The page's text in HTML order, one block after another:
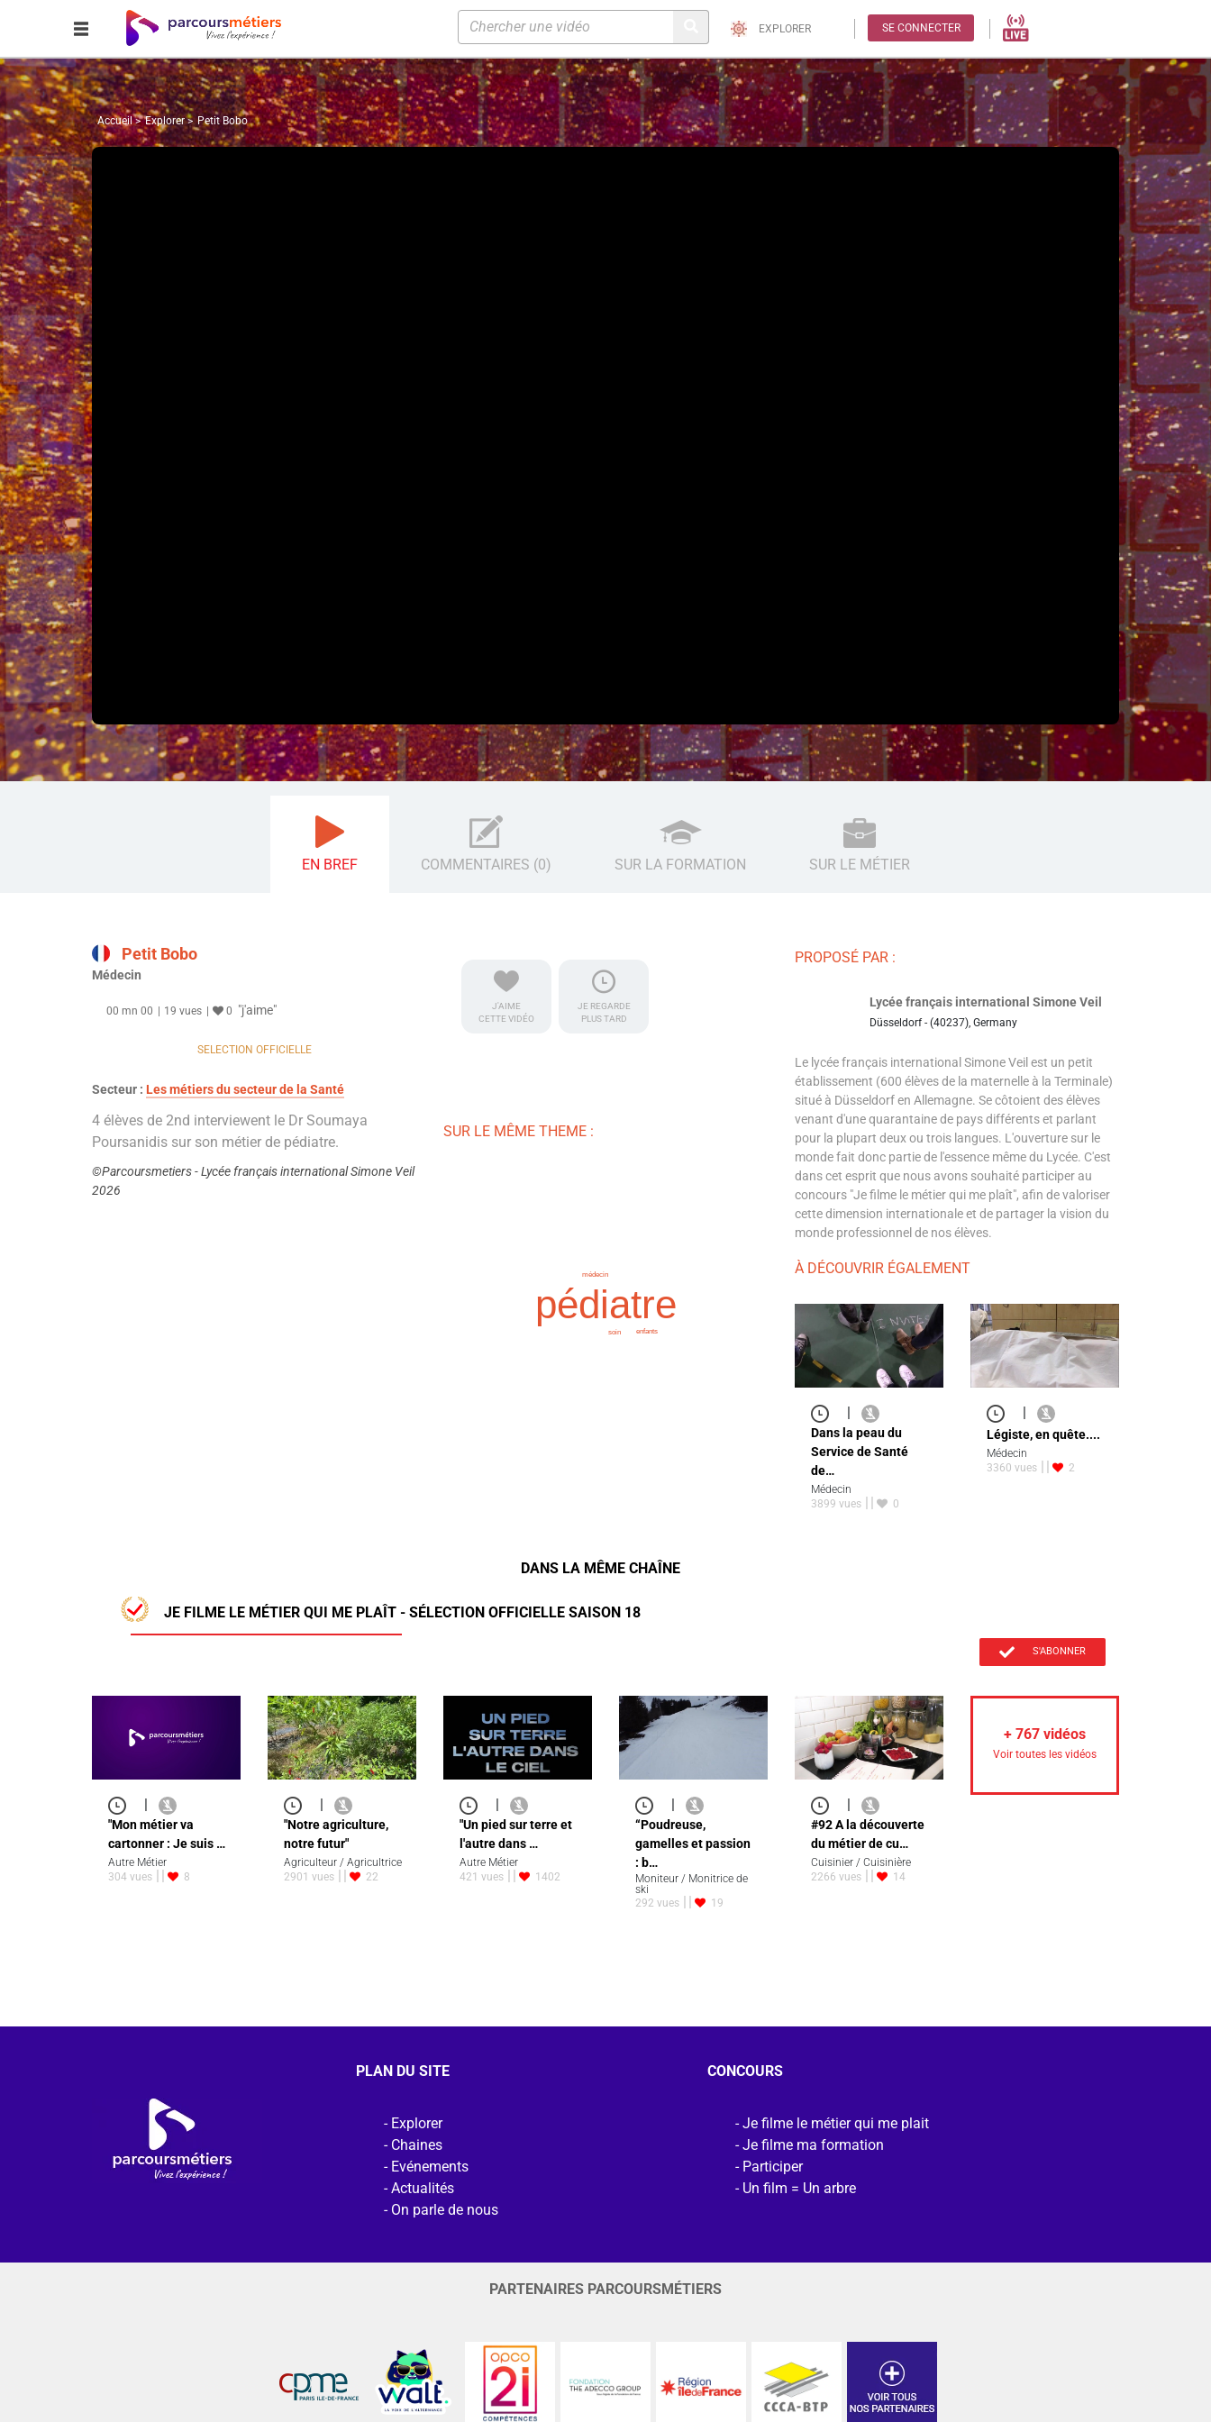
EXPLORER SE CONNECTER
Accueil Explorer Petit Bobo
EN BREF COMMENTAIRES (0) SUR LA FORMATION SUR LE MÉTIER
Petit Bobo
Médecin
00 mn 00 19 vues 0 "j'aime"
SELECTION OFFICIELLE
Secteur : Les métiers du secteur de la Santé
4 élèves de 2nd interviewent le Dr Soumaya
Poursanidis sur son métier de pédiatre.
©Parcoursmetiers - Lycée français international Simone Veil
2026
J'AIME
CETTE VIDÉO
JE REGARDE
PLUS TARD
SUR LE MÊME THEME :
pédiatre
médecin
soin enfants
PROPOSÉ PAR :
Lycée français international Simone Veil
Düsseldorf - (40237), Germany
Le lycée français international Simone Veil est un petit
établissement (600 élèves de la maternelle à la Terminale)
situé à Düsseldorf en Allemagne. Se côtoient des élèves
venant d'une quarantaine de pays différents et parlant
pour la plupart deux ou trois langues. L'ouverture sur le
monde fait donc partie de l'essence même du Lycée. C'est
dans cet esprit que nous avons souhaité participer au
concours "Je filme le métier qui me plaît", afin de valoriser
cette dimension internationale et de partager la vision du
monde professionnel de nos élèves.
À DÉCOUVRIR ÉGALEMENT
Dans la peau du
Service de Santé
de…
Médecin
3899 vues
0
Légiste, en quête....
Médecin
3360 vues
2
DANS LA MÊME CHAÎNE
JE FILME LE MÉTIER QUI ME PLAÎT - SÉLECTION OFFICIELLE SAISON 18
S'ABONNER
|
"Mon métier va
cartonner : Je suis …
Autre Métier
304 vues
8
"Notre agriculture,
notre futur"
Agriculteur / Agricultrice
2901 vues
22
"Un pied sur terre et
l'autre dans …
Autre Métier
421 vues
1402
“Poudreuse,
gamelles et passion
: b…
Moniteur / Monitrice de
ski
292 vues
19
#92 A la découverte
du métier de cu…
Cuisinier / Cuisinière
2266 vues
14
+ 767 vidéos
Voir toutes les vidéos
PLAN DU SITE
Explorer
Chaines
Evénements
Actualités
On parle de nous
CONCOURS
Je filme le métier qui me plait
Je filme ma formation
Participer
Un film = Un arbre
PARTENAIRES PARCOURSMÉTIERS